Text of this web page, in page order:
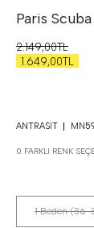
Paris
2.149,00TL
1.649,00TL
ANTRASIT
0 FARKLI RENK
1 Beden